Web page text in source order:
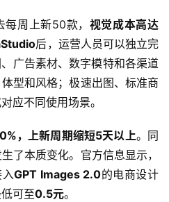
周上新50款， 视觉成本高达
后，运营人员可以独立完
广告素材、数字模特和各渠道
型和风格；极速出图、标准商
应不同使用场景。
，上新周期缩短5天以上。同
了本质变化。官方信息显示，
入GPT Images 2.0的电商设计
可至0.5元。